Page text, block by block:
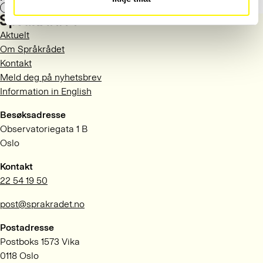
Aktuelt
Om Språkrådet
Kontakt
Meld deg på nyhetsbrev
Information in English
Besøksadresse
Observatoriegata 1 B
Oslo
Kontakt
22 54 19 50
post@sprakradet.no
Postadresse
Postboks 1573 Vika
0118 Oslo